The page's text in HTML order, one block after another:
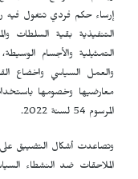
إرساء حكم فردي تتغول فيه
التنفيذية بقية السلطات
التمثيلية والأجسام
والعمل السياسي واخضاع
معارضيها وخصومها باستخدام
المرسوم 54 لسنة 2022.
وتصاعدت أشكال التضييق
الملاحقات ضد النشطاء